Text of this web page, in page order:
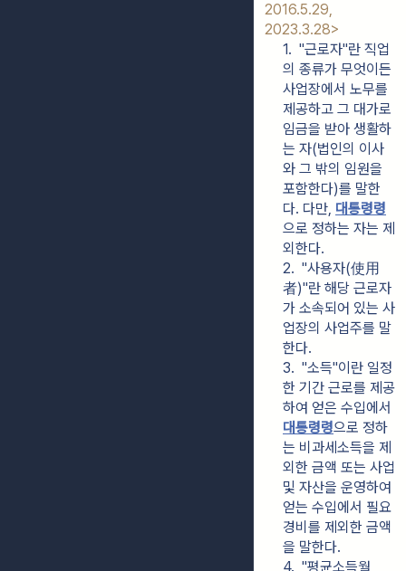
2016.5.29,
2023.3.28>
1.  "근로자"란 직업
의 종류가 무엇이든
사업장에서 노무를
제공하고 그 대가로
임금을 받아 생활하
는 자(법인의 이사
와 그 밖의 임원을
포함한다)를 말한
다. 다만, 대통령령
으로 정하는 자는 제
외한다.
2.  "사용자(使用
者)"란 해당 근로자
가 소속되어 있는 사
업장의 사업주를 말
한다.
3.  "소득"이란 일정
한 기간 근로를 제공
대통령령으로 정하
는 비과세소득을 제
외한 금액 또는 사업
및 자산을 운영하여
얻는 수입에서 필요
경비를 제외한 금액
을 말한다.
4.  "평균소득월